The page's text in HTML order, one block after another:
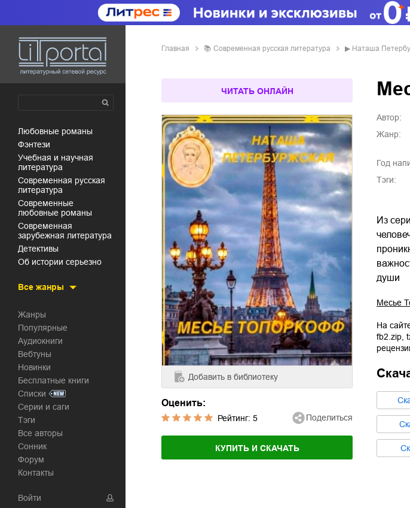
любовные романы
фэнтези
учебная и научная
литература
современная русская
литература
современные
любовные романы
современная
зарубежная литература
детективы
об истории серьезно
Все жанры
Жанры
Популярные
Аудиокниги
Вебтуны
Новинки
Бесплатные книги
Списки
Серии и саги
Тэги
Все авторы
Сонник
Форум
Контакты
Войти
Главная 📚 современная русская литература ▶ Наташа
ЧИТАТЬ ОНЛАЙН
Добавить в библиотеку
Оценить:
Рейтинг: 5 Поделиться
КУПИТЬ И СКАЧАТЬ
Автор:
Жанр:
Год
Тэги:
Из
души
Месье
На
fb2.zip